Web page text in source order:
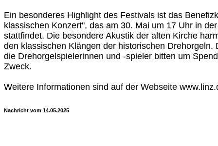
Ein besonderes Highlight des Festivals ist das
klassischen Konzert", das am 30. Mai um 17 Uhr in
stattfindet. Die besondere Akustik der alten Kirche
den klassischen Klängen der historischen Drehorgeln.
die Drehorgelspielerinnen und -spieler bitten um
Zweck.
Weitere Informationen sind auf der Webseite
Nachricht vom 14.05.2025